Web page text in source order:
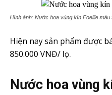
Hình ảnh: Nước hoa vùng kín Foellie màu
Hiện nay sản phẩm được
850.000 VNĐ/ lọ.
Nước hoa vùng